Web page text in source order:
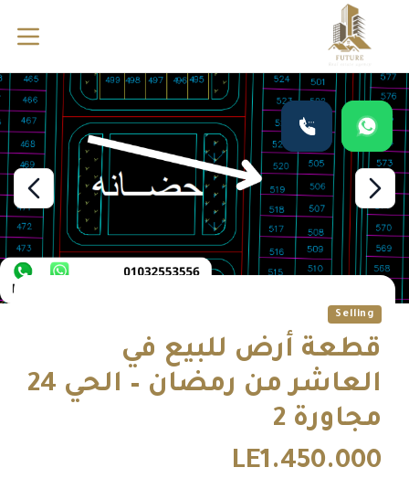
Selling
قطعة أرض للبيع في
العاشر من رمضان – الحي 24
مجاورة 2
LE1.450.000